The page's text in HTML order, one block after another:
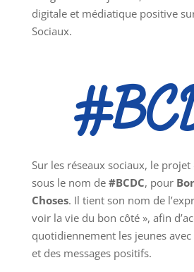
digitale et médiatique positive
Sociaux.
Sur les réseaux sociaux, le
sous le nom de #BCDC, pour
Choses. Il tient son nom de
voir la vie du bon côté », afin
quotidiennement les jeunes
et des messages positifs.